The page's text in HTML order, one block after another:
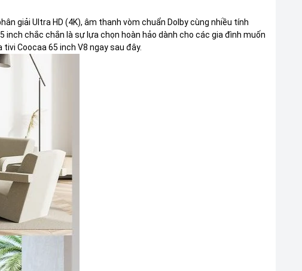
giải Ultra HD (4K), âm thanh vòm chuẩn Dolby cùng nhiều tính
inch chắc chắn là sự lựa chọn hoàn hảo dành cho các gia đình muốn
Coocaa 65 inch V8 ngay sau đây.